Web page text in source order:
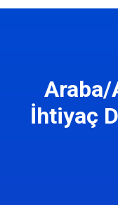
Araba/
İhtiyaç